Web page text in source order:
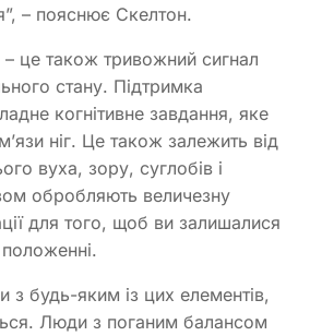
– пояснює Скелтон.
– це також тривожний сигнал
стану. Підтримка
когнітивне завдання, яке
ніг. Це також залежить від
вуха, зору, суглобів і
обробляють величезну
для того, щоб ви залишалися
будь-яким із цих елементів,
Люди з поганим балансом